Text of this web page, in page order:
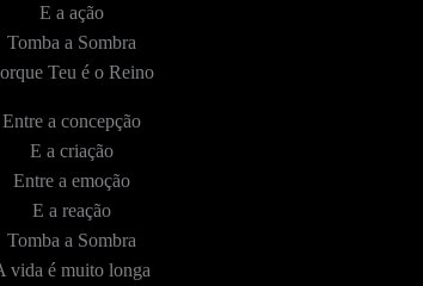
E a ação
Tomba a Sombra
Teu é o Reino
Entre a concepção
E a criação
Entre a emoção
E a reação
Tomba a Sombra
vida é muito longa